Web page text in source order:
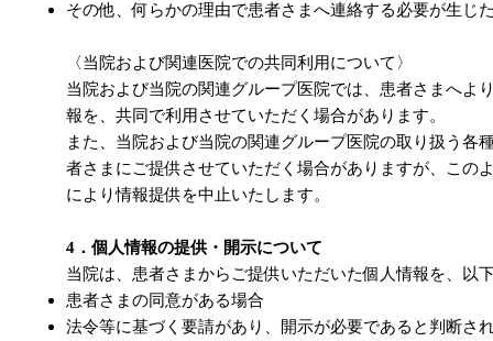
その他、何らかの理由で患者さまへ連絡する必要が生じ
〈当院および関連医院での共同利用について〉
当院および当院の関連グループ医院では、患者さまへよ
報を、共同で利用させていただく場合があります。
また、当院および当院の関連グループ医院の取り扱う
者さまにご提供させていただく場合がありますが、この
により情報提供を中止いたします。
4．個人情報の提供・開示について
当院は、患者さまからご提供いただいた個人情報を、以
患者さまの同意がある場合
法令等に基づく要請があり、開示が必要であると判断さ